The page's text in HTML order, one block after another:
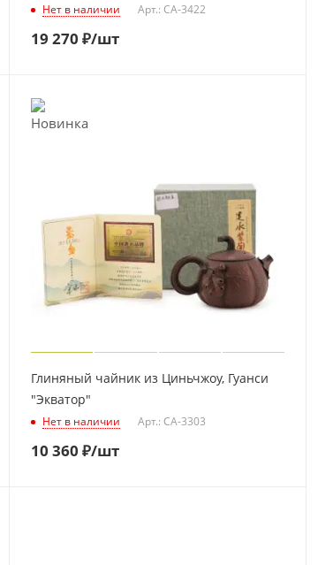
Нет в наличии Арт.: CA-3422
19 270 ₽/шт
Глиняный чайник из Циньчжоу, Гуанси
"Экватор"
Нет в наличии Арт.: CA-3303
10 360 ₽/шт